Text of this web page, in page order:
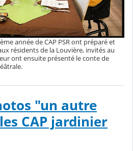
année de CAP PSR ont préparé et
résidents de la Louvière, invités au
ont ensuite présenté le conte de
"un autre
CAP jardinier